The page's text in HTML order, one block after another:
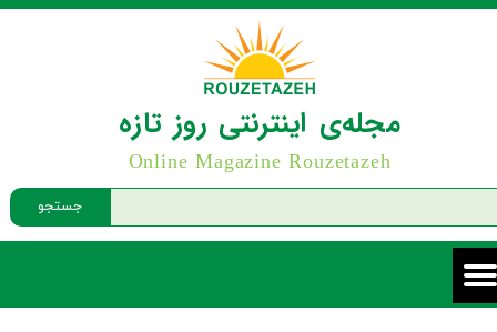
جستجو
مجله‌ی اینترنتی روز تازه
Online Magazine Rouzetazeh